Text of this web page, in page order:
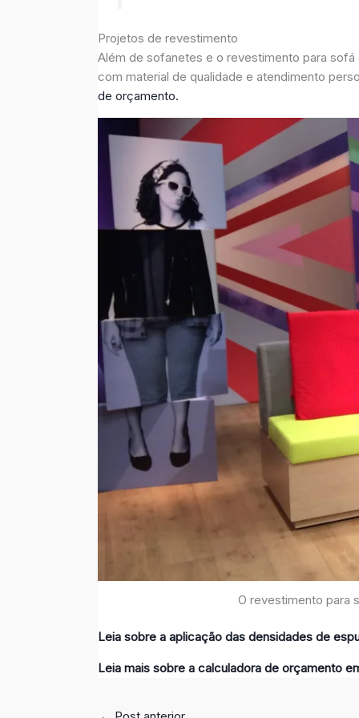
Projetos de revestimento
Além de sofanetes e o revestimento para
com material de qualidade e atendimento
de orçamento.
O revestimento para
Leia sobre a aplicação das densidades de
Leia mais sobre a calculadora de orçamento